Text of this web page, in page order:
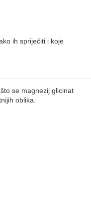
ih spriječiti i koje
se magnezij glicinat
oblika.